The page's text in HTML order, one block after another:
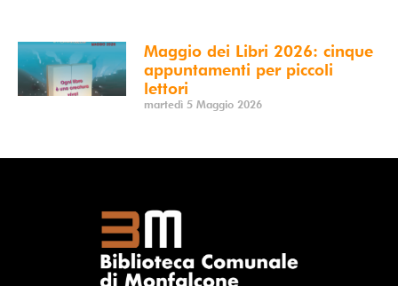
Maggio dei Libri 2026: cinque
appuntamenti per piccoli
lettori
martedì 5 Maggio 2026